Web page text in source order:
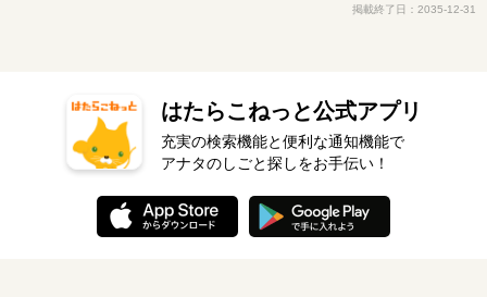
掲載終了日：2035-12-31
はたらこねっと公式アプリ
充実の検索機能と便利な通知機能で
アナタのしごと探しをお手伝い！